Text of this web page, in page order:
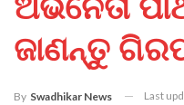
ଅଭିନେତା
ଜାଣନ୍ତୁ
By Swadhikar News Last